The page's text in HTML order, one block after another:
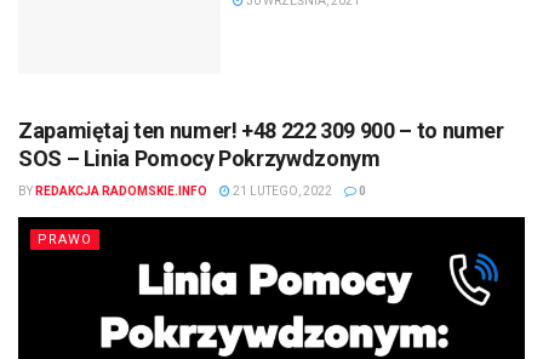
Zapamiętaj ten numer! +48 222 309 900 – to numer
SOS – Linia Pomocy Pokrzywdzonym
BY REDAKCJA RADOMSKIE.INFO 21 LUTEGO, 2022 0
PRAWO